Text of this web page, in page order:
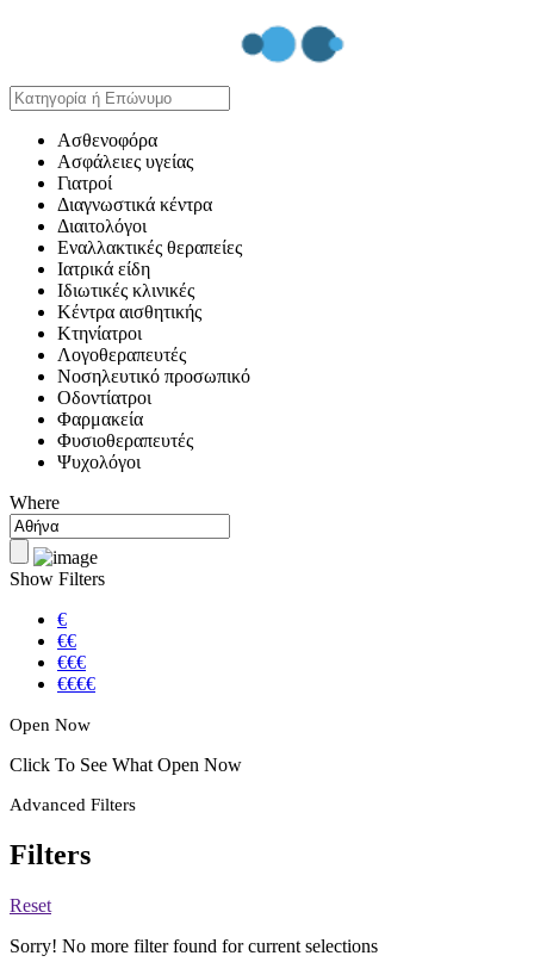
Ασθενοφόρα
Ασφάλειες υγείας
Γιατροί
Διαγνωστικά κέντρα
Διαιτολόγοι
Εναλλακτικές θεραπείες
Ιατρικά είδη
Ιδιωτικές κλινικές
Κέντρα αισθητικής
Κτηνίατροι
Λογοθεραπευτές
Νοσηλευτικό προσωπικό
Οδοντίατροι
Φαρμακεία
Φυσιοθεραπευτές
Ψυχολόγοι
Where
Show Filters
€
€€
€€€
€€€€
Open Now
Click To See What Open Now
Advanced Filters
Filters
Reset
Sorry! No more filter found for current selections